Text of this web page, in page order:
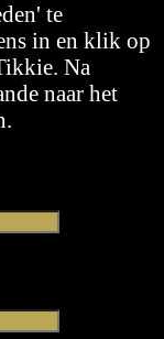
te
in en klik op
Na
naar het